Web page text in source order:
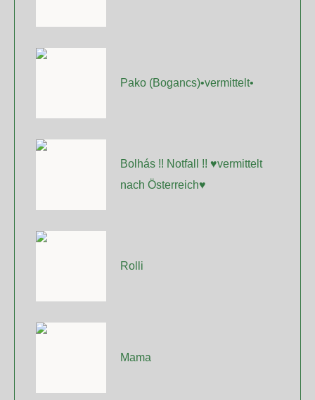
Pako (Bogancs)•vermittelt•
Bolhás !! Notfall !! ♥vermittelt
nach Österreich♥
Rolli
Mama